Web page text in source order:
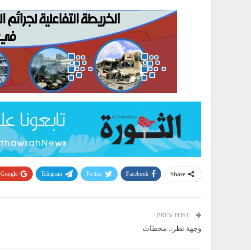
Share
Facebook
Twitter
Telegram
Google+
وجهة نظر.. محطات